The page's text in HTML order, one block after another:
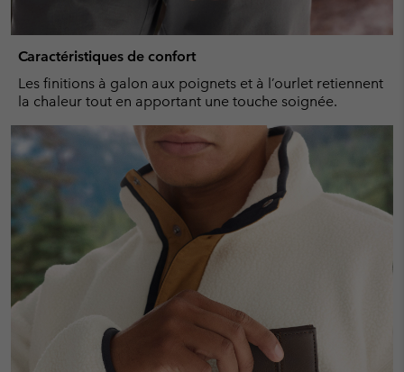
Caractéristiques de confort
Les finitions à galon aux poignets et à l’ourlet retiennent
la chaleur tout en apportant une touche soignée.